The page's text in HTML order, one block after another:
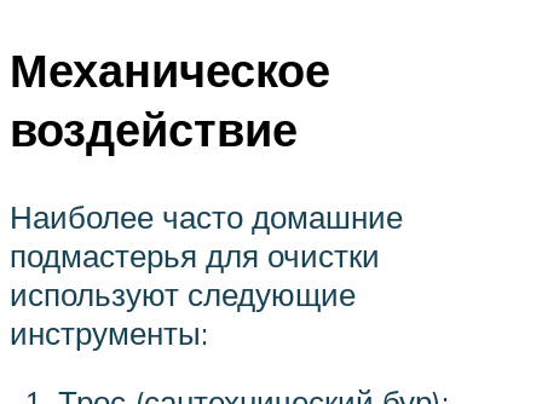
Механическое
воздействие
Наиболее часто домашние
подмастерья для очистки
используют следующие
инструменты: